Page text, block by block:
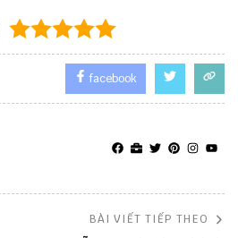
facebook
BÀI VIẾT TIẾP THEO